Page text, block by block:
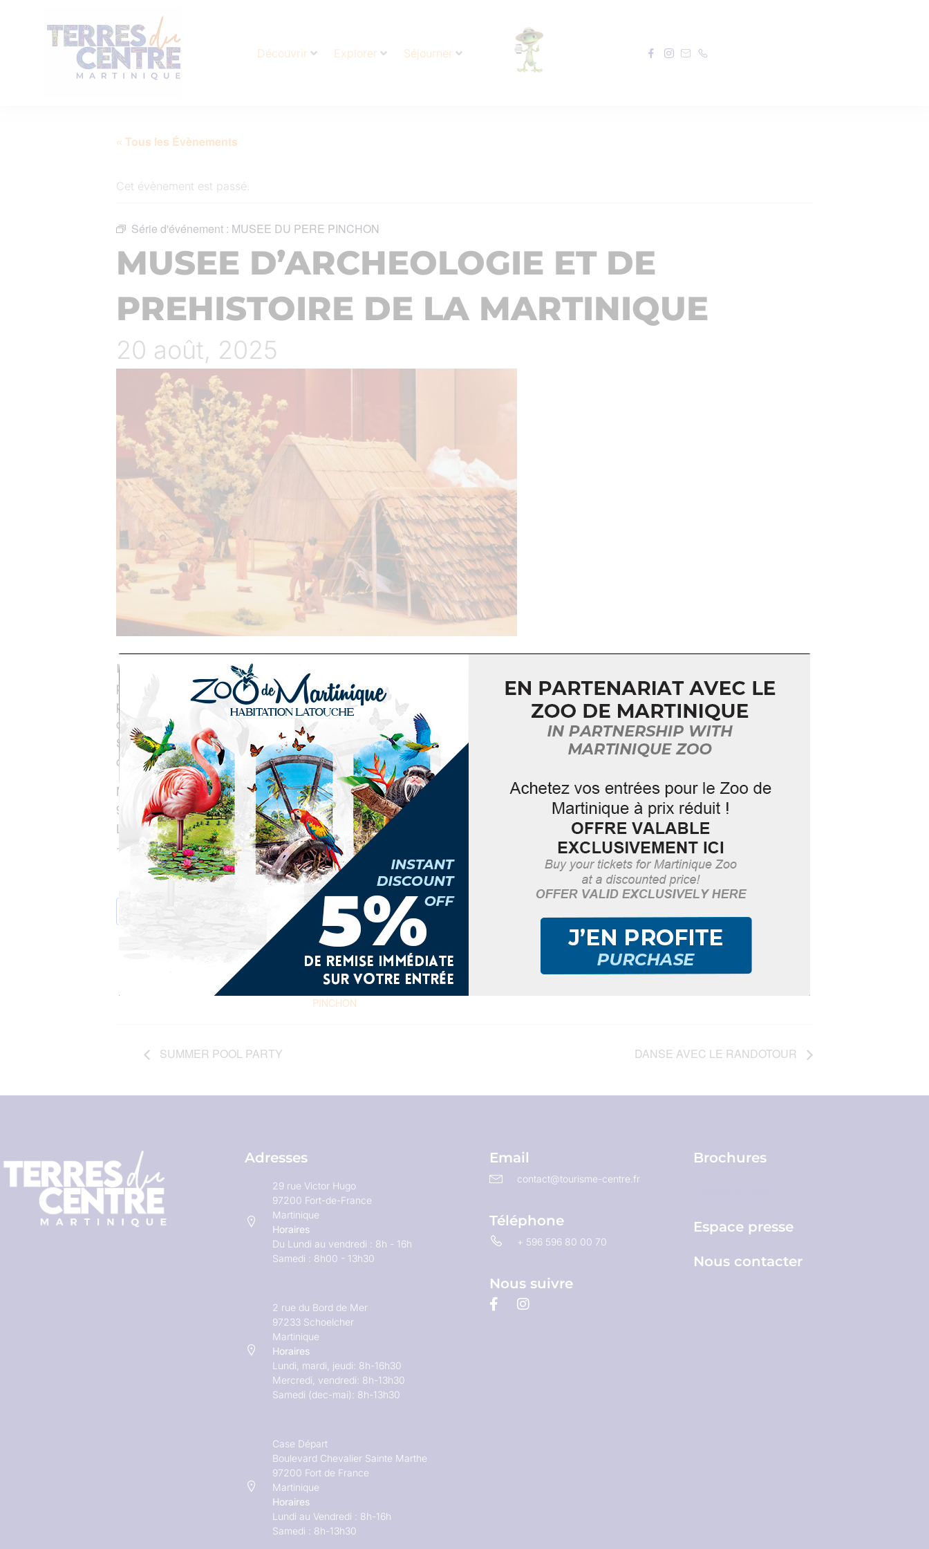
Découvrir Explorer Séjourner
« Tous les Évènements
Cet évènement est passé.
Série d'événement : MUSEE DU PERE PINCHON
MUSEE D’ARCHEOLOGIE ET DE
PREHISTOIRE DE LA MARTINIQUE
20 août, 2025
Installé dans une ancienne intendance militaire du XIXᵉ siècle à Fort-de-France, le
préhistoire
retrace4 000 ans d’histoirede la Martinique et des Petites Antilles. Ce lieu unique met en lumière leriche
patrimoine amérindiende l’île à travers une collection exceptionnelle de plus de3 000 objetsissus de l’ère précolombienne :
céramiques, outils, objets rituels en pierre, os ou coquillage.
Sur380 m² d’exposition , le musée offre un regard précieux sur la vie des premiers habitants de l’île, en particulier ceux de
culture arawak.
Musée d’Histoire et d’Ethnographie
9 rue de la Liberté , Fort-de-France
Lundi , Mercredi, Jeudi, Vendredi : 8h-17h | Mardi: 14h-17h | Samedi: 8h-12h
+ 596 596 598 360 / + 596 596 598 366
DÉTAILS
Date :
20 août, 2025
Série :
MUSEE DU PERE
PINCHON
SUMMER POOL PARTY DANSE AVEC LE RANDOTOUR
Adresses
29 rue Victor Hugo
97200 Fort-de-France
Martinique
Horaires
Du Lundi au vendredi : 8h - 16h
Samedi : 8h00 - 13h30
2 rue du Bord de Mer
97233 Schoelcher
Martinique
Horaires
Lundi, mardi, jeudi: 8h-16h30
Mercredi, vendredi: 8h-13h30
Samedi (dec-mai): 8h-13h30
Case Départ
Boulevard Chevalier Sainte Marthe
97200 Fort de France
Martinique
Horaires
Lundi au Vendredi : 8h-16h
Samedi : 8h-13h30
Email
contact@tourisme-centre.fr
Téléphone
+ 596 596 80 00 70
Nous suivre
Brochures
Espace presse
Nous contacter